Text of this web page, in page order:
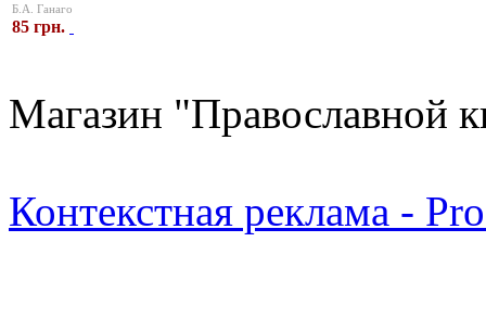
Б.А. Ганаго
85 грн.
Магазин "Православной
Контекстная реклама -